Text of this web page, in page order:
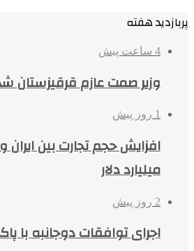
پربازدید هفته
4 ساعت پیش
وزیر صمت عازم قرقیزستان
1 روز پیش
میلیارد دلار
2 روز پیش
اجرای توافقات دوجانبه با